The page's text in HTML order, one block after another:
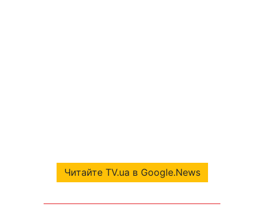
Читайте TV.ua в Google.News